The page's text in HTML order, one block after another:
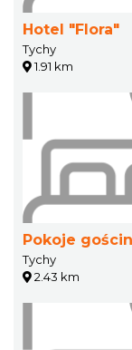
Hotel "Flora"
Tychy
1.91 km
Pokoje
Tychy
2.43 km